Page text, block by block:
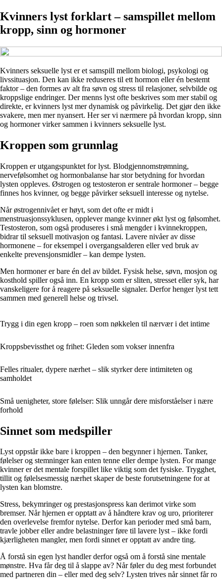
Kvinners lyst forklart – samspillet mellom
kropp, sinn og hormoner
Kvinners seksuelle lyst er et samspill mellom biologi, psykologi og
livssituasjon. Den kan ikke reduseres til ett hormon eller én bestemt
faktor – den formes av alt fra søvn og stress til relasjoner, selvbilde og
kroppslige endringer. Der menns lyst ofte beskrives som mer stabil og
direkte, er kvinners lyst mer dynamisk og påvirkelig. Det gjør den ikke
svakere, men mer nyansert. Her ser vi nærmere på hvordan kropp, sinn
og hormoner virker sammen i kvinners seksuelle lyst.
Kroppen som grunnlag
Kroppen er utgangspunktet for lyst. Blodgjennomstrømning,
nervefølsomhet og hormonbalanse har stor betydning for hvordan
lysten oppleves. Østrogen og testosteron er sentrale hormoner – begge
finnes hos kvinner, og begge påvirker seksuell interesse og nytelse.
Når østrogennivået er høyt, som det ofte er midt i
menstruasjonssyklusen, opplever mange kvinner økt lyst og følsomhet.
Testosteron, som også produseres i små mengder i kvinnekroppen,
bidrar til seksuell motivasjon og fantasi. Lavere nivåer av disse
hormonene – for eksempel i overgangsalderen eller ved bruk av
enkelte prevensjonsmidler – kan dempe lysten.
Men hormoner er bare én del av bildet. Fysisk helse, søvn, mosjon og
kosthold spiller også inn. En kropp som er sliten, stresset eller syk, har
vanskeligere for å reagere på seksuelle signaler. Derfor henger lyst tett
sammen med generell helse og trivsel.
Trygg i din egen kropp – roen som nøkkelen til nærvær i det intime
Kroppsbevissthet og frihet: Gleden som vokser innenfra
Felles ritualer, dypere nærhet – slik styrker dere intimiteten og
samholdet
Små uenigheter, store følelser: Slik unngår dere misforståelser i nære
forhold
Sinnet som medspiller
Lyst oppstår ikke bare i kroppen – den begynner i hjernen. Tanker,
følelser og stemninger kan enten tenne eller dempe lysten. For mange
kvinner er det mentale forspillet like viktig som det fysiske. Trygghet,
tillit og følelsesmessig nærhet skaper de beste forutsetningene for at
lysten kan blomstre.
Stress, bekymringer og prestasjonspress kan derimot virke som
bremser. Når hjernen er opptatt av å håndtere krav og uro, prioriterer
den overlevelse fremfor nytelse. Derfor kan perioder med små barn,
travle jobber eller andre belastninger føre til lavere lyst – ikke fordi
kjærligheten mangler, men fordi sinnet er opptatt av andre ting.
Å forstå sin egen lyst handler derfor også om å forstå sine mentale
mønstre. Hva får deg til å slappe av? Når føler du deg mest forbundet
med partneren din – eller med deg selv? Lysten trives når sinnet får ro